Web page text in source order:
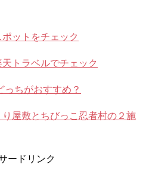
ットをチェック
トラベルでチェック
ちがおすすめ？
屋敷とちびっこ忍者村の２施
ードリンク